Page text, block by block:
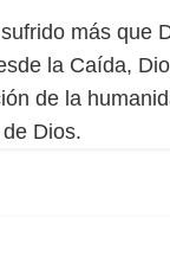
más que
la Caída,
de la
Dios.